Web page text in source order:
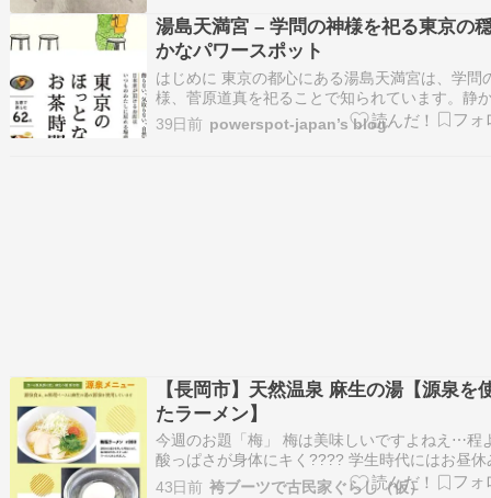
湯島天満宮 – 学問の神様を祀る東京の
かなパワースポット
はじめに 東京の都心にある湯島天満宮は、学問
様、菅原道真を祀ることで知られています。静
落ち着いた雰囲気の中、多くの受験生や学生が
と知恵を求めて訪れます。この記事では、湯島
39日前 powerspot-japan’s blog
【長岡市】天然温泉 麻生の湯【源泉を
たラーメン】
今週のお題「梅」 梅は美味しいですよねえ⋯程
酸っぱさが身体にキく???? 学生時代にはお昼休
梅よろしを飲みまくっていたおもひで。 さっぱ
43日前 袴ブーツで古民家ぐらし（仮）